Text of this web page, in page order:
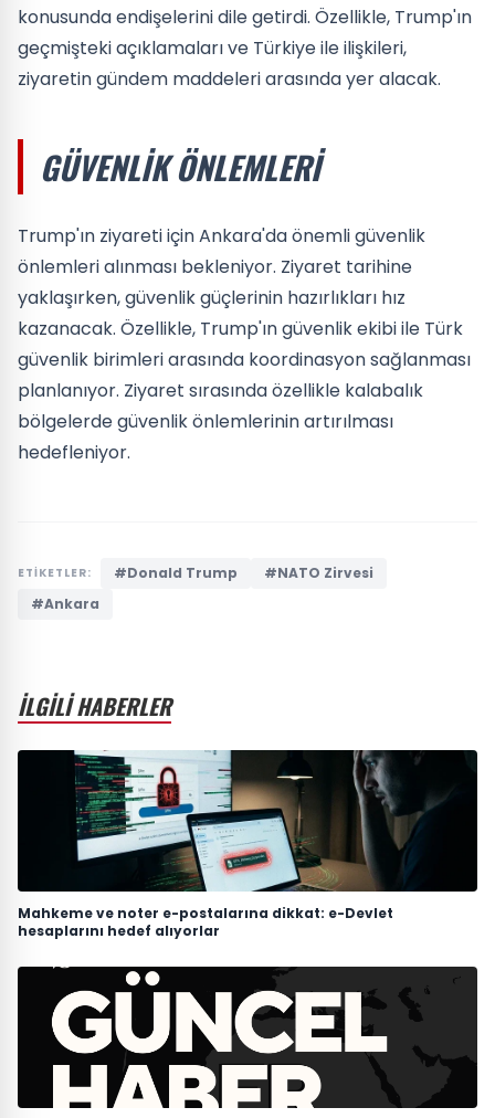
konusunda endişelerini dile getirdi. Özellikle, Trump'ın
geçmişteki açıklamaları ve Türkiye ile ilişkileri,
ziyaretin gündem maddeleri arasında yer alacak.
GÜVENLIK ÖNLEMLERI
Trump'ın ziyareti için Ankara'da önemli güvenlik
önlemleri alınması bekleniyor. Ziyaret tarihine
yaklaşırken, güvenlik güçlerinin hazırlıkları hız
kazanacak. Özellikle, Trump'ın güvenlik ekibi ile Türk
güvenlik birimleri arasında koordinasyon sağlanması
planlanıyor. Ziyaret sırasında özellikle kalabalık
bölgelerde güvenlik önlemlerinin artırılması
hedefleniyor.
ETİKETLER: #Donald Trump
#NATO Zirvesi
#Ankara
İLGİLİ HABERLER
Mahkeme ve noter e-postalarına dikkat: e-Devlet
hesaplarını hedef alıyorlar